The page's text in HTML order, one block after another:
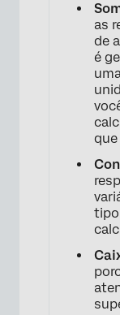
as
de
é
que
tipo